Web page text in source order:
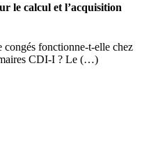
le calcul et l’acquisition
congés fonctionne-t-elle chez
CDI-I ? Le (…)